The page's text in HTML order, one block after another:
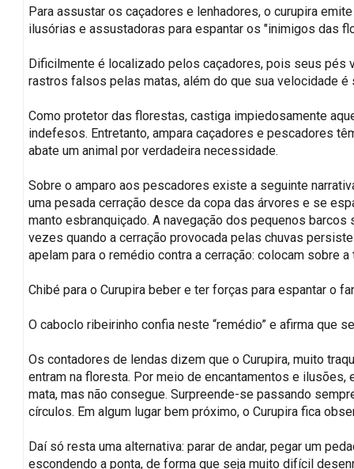
Para assustar os caçadores e lenhadores, o curupira
ilusórias e assustadoras para espantar os "inimigos das
Dificilmente é localizado pelos caçadores, pois seus pés
rastros falsos pelas matas, além do que sua velocidade é
Como protetor das florestas, castiga impiedosamente
indefesos. Entretanto, ampara caçadores e pescadores
abate um animal por verdadeira necessidade.
Sobre o amparo aos pescadores existe a seguinte
uma pesada cerração desce da copa das árvores e se
manto esbranquiçado. A navegação dos pequenos
vezes quando a cerração provocada pelas chuvas
apelam para o remédio contra a cerração: colocam sobre
Chibé para o Curupira beber e ter forças para espantar o
O caboclo ribeirinho confia neste “remédio” e afirma que
Os contadores de lendas dizem que o Curupira, muito
entram na floresta. Por meio de encantamentos e
mata, mas não consegue. Surpreende-se passando
círculos. Em algum lugar bem próximo, o Curupira fica
Daí só resta uma alternativa: parar de andar, pegar um
escondendo a ponta, de forma que seja muito difícil